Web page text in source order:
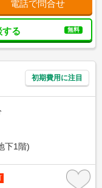
電話で問合せ
する 無料
初期費用に注目
下1階)